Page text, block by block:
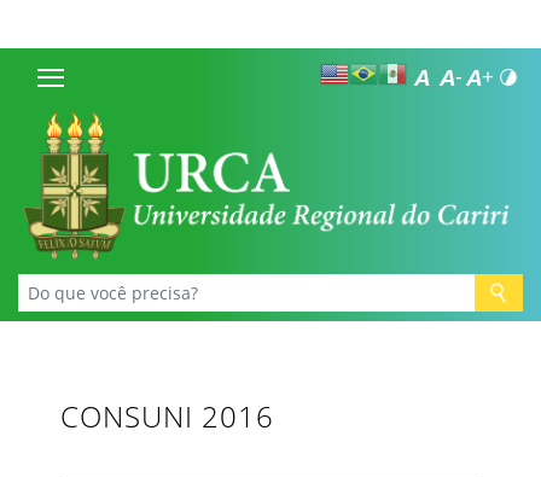
CONSUNI 2016